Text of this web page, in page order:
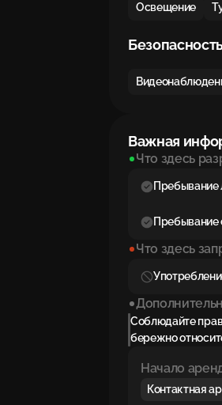
Освещение
Важная
Что здесь
Пребывание
Что здесь
Соблюдайте
бережно
Начало
Контактная